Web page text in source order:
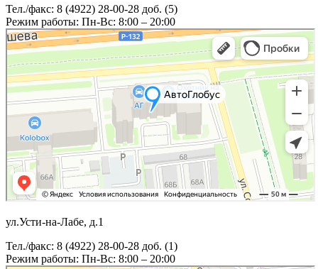
Тел./факс: 8 (4922) 28-00-28 доб. (5)
Режим работы: Пн-Вс: 8:00 – 20:00
ул.Усти-на-Лабе, д.1
Тел./факс: 8 (4922) 28-00-28 доб. (1)
Режим работы: Пн-Вс: 8:00 – 20:00